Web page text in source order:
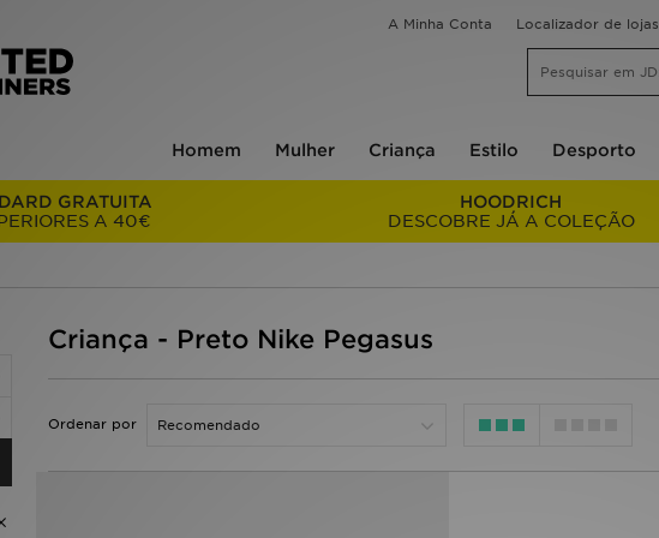
A Minha Conta Localizador de lojas
Homem Mulher Criança Estilo Desporto
GRATUITA
A 40€
HOODRICH
DESCOBRE JÁ A COLEÇÃO
Criança - Preto Nike Pegasus
Ordenar por